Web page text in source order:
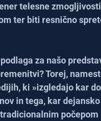
telesne
ter biti resnično
za našo
Torej,
ki »izgledajo kar
in tega, kar